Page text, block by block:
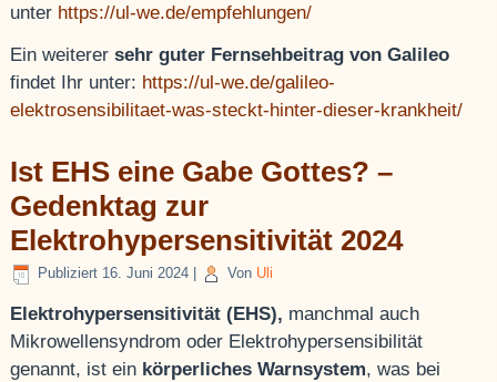
unter https://ul-we.de/empfehlungen/
Ein weiterersehr guter Fernsehbeitrag von Galileo
findet Ihr unter: https://ul-we.de/galileo-
elektrosensibilitaet-was-steckt-hinter-dieser-krankheit/
Ist EHS eine Gabe Gottes? –
Gedenktag zur
Elektrohypersensitivität 2024
Publiziert 16. Juni 2024 Von Uli
Elektrohypersensitivität (EHS), manchmal auch
Mikrowellensyndrom oder Elektrohypersensibilität
genannt, ist ein körperliches Warnsystem, was bei